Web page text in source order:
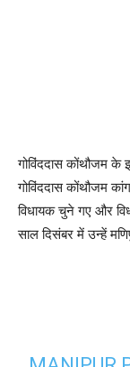
गोविंददास कोंथौजम के
गोविंददास कोंथौजम
विधायक चुने गए और
साल दिसंबर में उन्हें